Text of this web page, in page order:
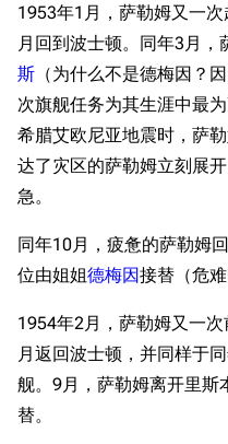
1953年1月，萨勒姆又一
月回到波士顿。同年3月，
斯 （为什么不是德梅因？
次旗舰任务为其生涯中最
希腊艾欧尼亚地震时，萨
达了灾区的萨勒姆立刻展
急。
同年10月，疲惫的萨勒姆
位由姐姐德梅因接替（危
1954年2月，萨勒姆又一
月返回波士顿，并同样于
舰。9月，萨勒姆离开里斯
替。